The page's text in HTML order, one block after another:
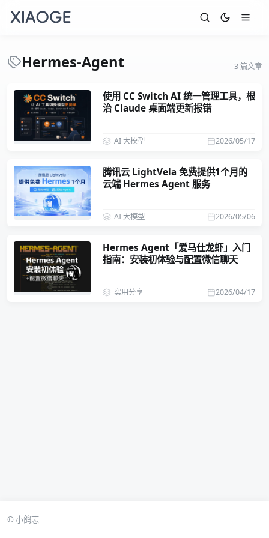
Hermes-Agent 3 篇文章
使用 CC Switch AI 统一管理工具，根
治 Claude 桌面端更新报错
2026/05/17
AI 大模型
腾讯云 LightVela 免费提供1个月的
云端 Hermes Agent 服务
2026/05/06
AI 大模型
Hermes Agent「爱马仕龙虾」入门
指南：安装初体验与配置微信聊天
2026/04/17
实用分享
© 小鸽志